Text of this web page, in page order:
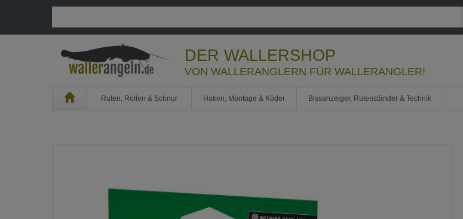
DER WALLERSHOP
VON WALLERANGLERN FÜR WALLERANGLER!
Home Ruten, Rollen & Schnur Haken, Montage & Köder Bissanzeiger, Rutenständer & Technik